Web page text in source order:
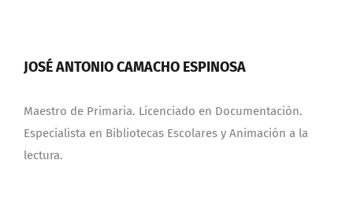
JOSÉ ANTONIO CAMACHO ESPINOSA
Maestro de Primaria. Licenciado en Documentación.
Especialista en Bibliotecas Escolares y Animación a la
lectura.